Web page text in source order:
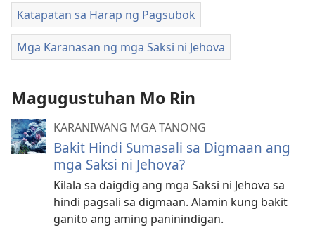
Katapatan sa Harap ng Pagsubok
Mga Karanasan ng mga Saksi ni Jehova
Magugustuhan Mo Rin
KARANIWANG MGA TANONG
Bakit Hindi Sumasali sa Digmaan ang
mga Saksi ni Jehova?
Kilala sa daigdig ang mga Saksi ni Jehova sa
hindi pagsali sa digmaan. Alamin kung bakit
ganito ang aming paninindigan.